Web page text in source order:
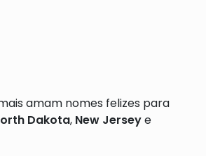
amam nomes felizes para
Dakota, New Jerseye